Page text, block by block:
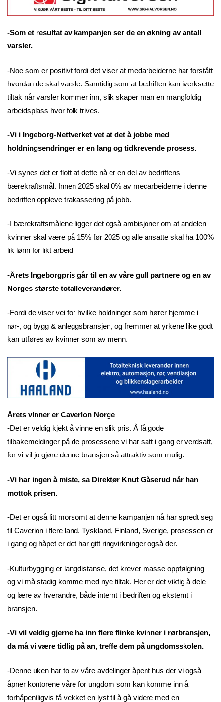
-Som et resultat av kampanjen ser de en økning av antall
varsler.
-Noe som er positivt fordi det viser at medarbeiderne har forstått
hvordan de skal varsle. Samtidig som at bedriften kan iverksette
tiltak når varsler kommer inn, slik skaper man en mangfoldig
arbeidsplass hvor folk trives.
-Vi i Ingeborg-Nettverket vet at det å jobbe med
holdningsendringer er en lang og tidkrevende prosess.
-Vi synes det er flott at dette nå er en del av bedriftens
bærekraftsmål. Innen 2025 skal 0% av medarbeiderne i denne
bedriften oppleve trakassering på jobb.
-I bærekraftsmålene ligger det også ambisjoner om at andelen
kvinner skal være på 15% før 2025 og alle ansatte skal ha 100%
lik lønn for likt arbeid.
-Årets Ingeborgpris går til en av våre gull partnere og en av
Norges største totalleverandører.
-Fordi de viser vei for hvilke holdninger som hører hjemme i
rør-, og bygg & anleggsbransjen, og fremmer at yrkene like godt
kan utføres av kvinner som av menn.
Årets vinner er Caverion Norge
-Det er veldig kjekt å vinne en slik pris. Å få gode
tilbakemeldinger på de prosessene vi har satt i gang er verdsatt,
for vi vil jo gjøre denne bransjen så attraktiv som mulig.
-Vi har ingen å miste, sa Direktør Knut Gåserud når han
mottok prisen.
-Det er også litt morsomt at denne kampanjen nå har spredt seg
til Caverion i flere land. Tyskland, Finland, Sverige, prosessen er
i gang og håpet er det har gitt ringvirkninger også der.
-Kulturbygging er langdistanse, det krever masse oppfølgning
og vi må stadig komme med nye tiltak. Her er det viktig å dele
og lære av hverandre, både internt i bedriften og eksternt i
bransjen.
-Vi vil veldig gjerne ha inn flere flinke kvinner i rørbransjen,
da må vi være tidlig på an, treffe dem på ungdomsskolen.
-Denne uken har to av våre avdelinger åpent hus der vi også
åpner kontorene våre for ungdom som kan komme inn å
forhåpentligvis få vekket en lyst til å gå videre med en